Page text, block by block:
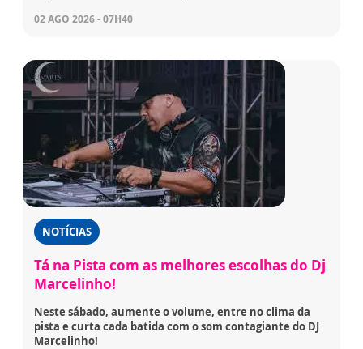
02 AGO 2026 - 07H40
NOTÍCIAS
Tá na Pista com as melhores escolhas do Dj
Marcelinho!
Neste sábado, aumente o volume, entre no clima da
pista e curta cada batida com o som contagiante do DJ
Marcelinho!